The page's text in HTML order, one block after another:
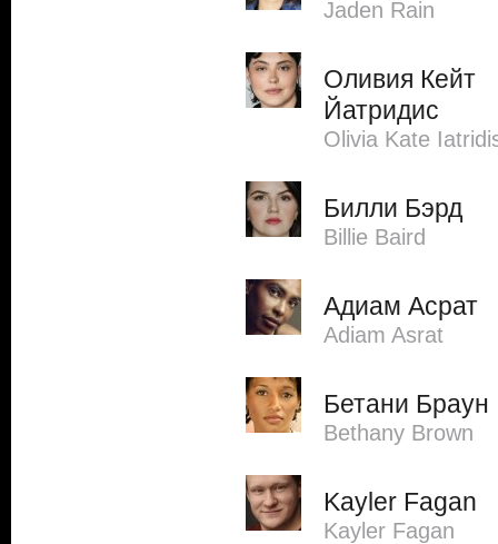
Jaden Rain
Оливия Кейт
Йатридис
Olivia Kate
Билли Бэрд
Billie Baird
Адиам Асрат
Adiam Asrat
Бетани Браун
Bethany Brown
Kayler Fagan
Kayler Fagan